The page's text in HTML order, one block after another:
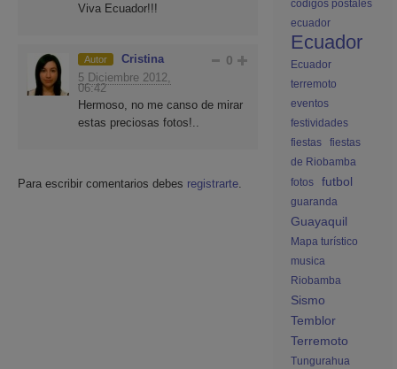
Viva Ecuador!!!
Autor
Cristina
5 Diciembre 2012,
06:42
0
Hermoso, no me canso de mirar
estas preciosas fotos!..
Para escribir comentarios debes registrarte.
códigos postales
ecuador
Ecuador
Ecuador
terremoto
eventos
festividades
fiestas
fiestas
de Riobamba
fotos
futbol
guaranda
Guayaquil
Mapa turístico
musica
Riobamba
Sismo
Temblor
Terremoto
Tungurahua